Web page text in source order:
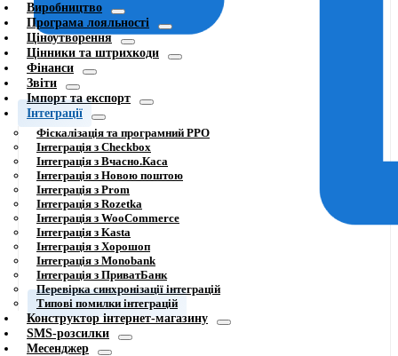
Виробництво
Програма лояльності
Ціноутворення
Цінники та штрихкоди
Фінанси
Звіти
Імпорт та експорт
Інтеграції
Фіскалізація та програмний РРО
Інтеграція з Checkbox
Інтеграція з Вчасно.Каса
Інтеграція з Новою поштою
Інтеграція з Prom
Інтеграція з Rozetka
Інтеграція з WooCommerce
Інтеграція з Kasta
Інтеграція з Хорошоп
Інтеграція з Monobank
Інтеграція з ПриватБанк
Перевірка синхронізації інтеграцій
Типові помилки інтеграцій
Конструктор інтернет-магазину
SMS-розсилки
Месенджер